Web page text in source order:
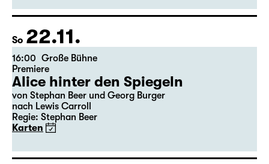
neuen Roman „Frankie und
Freddie“
Karten
So 22.11.
16:00
Große Bühne
Premiere
Alice hinter den Spiegeln
nach Lewis Carroll